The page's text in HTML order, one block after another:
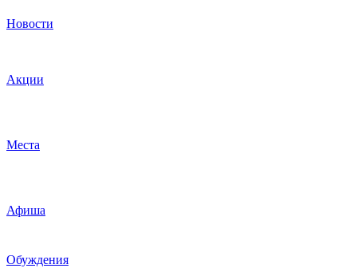
Новости
Акции
Места
Афиша
Обуждения